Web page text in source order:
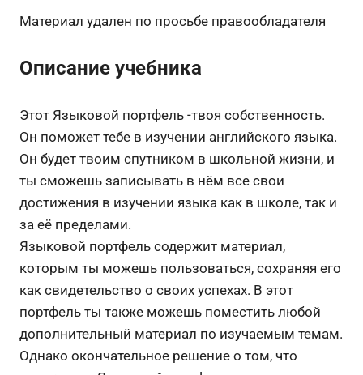
скачать
Материал удален по просьбе правообладателя
Описание учебника
Этот Языковой портфель -твоя собственность.
Он поможет тебе в изучении английского языка.
Он будет твоим спутником в школьной жизни, и
ты сможешь записывать в нём все свои
достижения в изучении языка как в школе, так и
за её пределами.
Языковой портфель содержит материал,
которым ты можешь пользоваться, сохраняя его
как свидетельство о своих успехах. В этот
портфель ты также можешь поместить любой
дополнительный материал по изучаемым темам.
Однако окончательное решение о том, что